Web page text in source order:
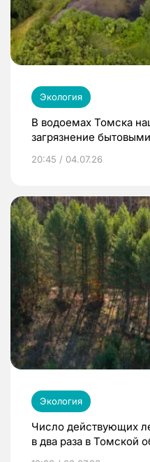
Экология
В водоемах Томска
загрязнение
20:45 / 04.07.26
Экология
Число действующих
в два раза в Томской